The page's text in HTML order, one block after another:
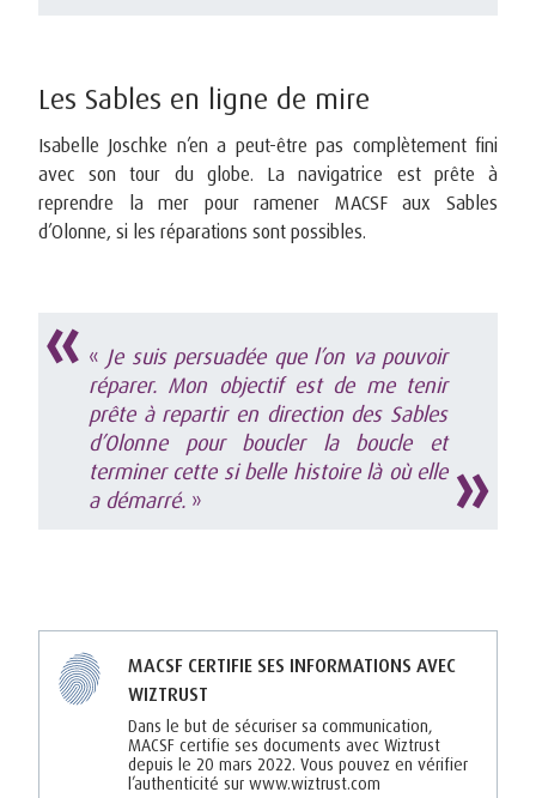
Les Sables en ligne de mire
Isabelle Joschke n’en a peut-être pas complètement fini
avec son tour du globe. La navigatrice est prête à
reprendre la mer pour ramener MACSF aux Sables
d’Olonne, si les réparations sont possibles.
« Je suis persuadée que l’on va pouvoir
réparer. Mon objectif est de me tenir
prête à repartir en direction des Sables
d’Olonne pour boucler la boucle et
terminer cette si belle histoire là où elle
a démarré. »
MACSF CERTIFIE SES INFORMATIONS AVEC
WIZTRUST
Dans le but de sécuriser sa communication,
MACSF certifie ses documents avec Wiztrust
depuis le 20 mars 2022. Vous pouvez en vérifier
l’authenticité sur www.wiztrust.com